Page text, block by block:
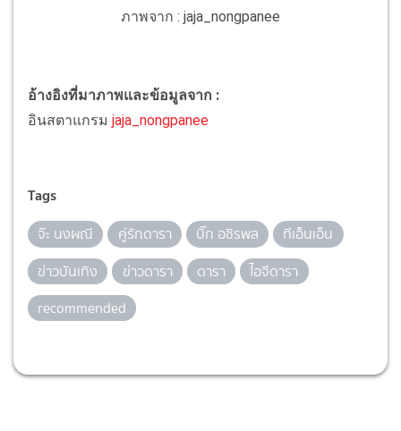
ภาพจาก : jaja_nongpanee
อ้างอิงที่มาภาพและข้อมูลจาก :
อินสตาแกรม jaja_nongpanee
Tags
จ๊ะ นงผณี คู่รักดารา บิ๊ก อชิรพล
ทีเอ็นเอ็น
ข่าวบันเทิง
ข่าวดารา ดารา
ไอจีดารา
recommended